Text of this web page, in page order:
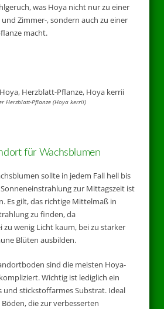
was Hoya nicht nur zu einer
Zimmer-, sondern auch zu einer
macht.
Herzblatt-Pflanze (Hoya kerrii)
für Wachsblumen
sollte in jedem Fall hell bis
zur Mittagszeit ist
Es gilt, das richtige Mittelmaß in
zu finden, da
zu wenig Licht kaum, bei zu starker
Blüten ausbilden.
sind die meisten Hoya-
Wichtig ist lediglich ein
und stickstoffarmes Substrat. Ideal
die zur verbesserten